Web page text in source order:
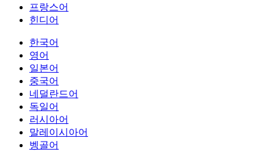
프랑스어
힌디어
한국어
영어
일본어
중국어
네덜란드어
독일어
러시아어
말레이시아어
벵골어